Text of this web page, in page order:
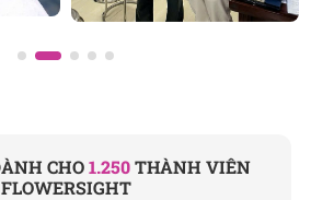
CHO1.250THÀNH VIÊN
FLOWERSIGHT